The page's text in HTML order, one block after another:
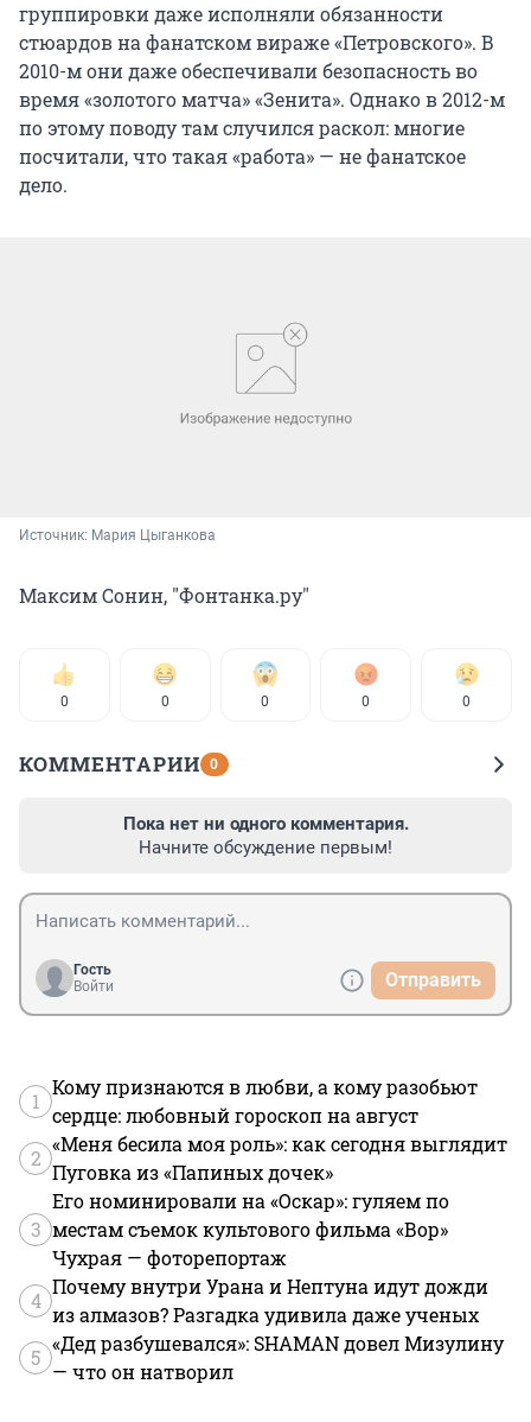
группировки даже исполняли обязанности
стюардов на фанатском вираже «Петровского». В
2010-м они даже обеспечивали безопасность во
время «золотого матча» «Зенита». Однако в 2012-м
по этому поводу там случился раскол: многие
посчитали, что такая «работа» — не фанатское
дело.
Источник: Мария Цыганкова
Максим Сонин, "Фонтанка.ру"
0 0 0 0 0
КОММЕНТАРИИ 0
Пока нет ни одного комментария.
Начните обсуждение первым!
Гость
Войти
Отправить
1
Кому признаются в любви, а кому разобьют
сердце: любовный гороскоп на август
2
«Меня бесила моя роль»: как сегодня выглядит
Пуговка из «Папиных дочек»
3
Его номинировали на «Оскар»: гуляем по
местам съемок культового фильма «Вор»
Чухрая — фоторепортаж
4
Почему внутри Урана и Нептуна идут дожди
из алмазов? Разгадка удивила даже ученых
5
«Дед разбушевался»: SHAMAN довел Мизулину
— что он натворил